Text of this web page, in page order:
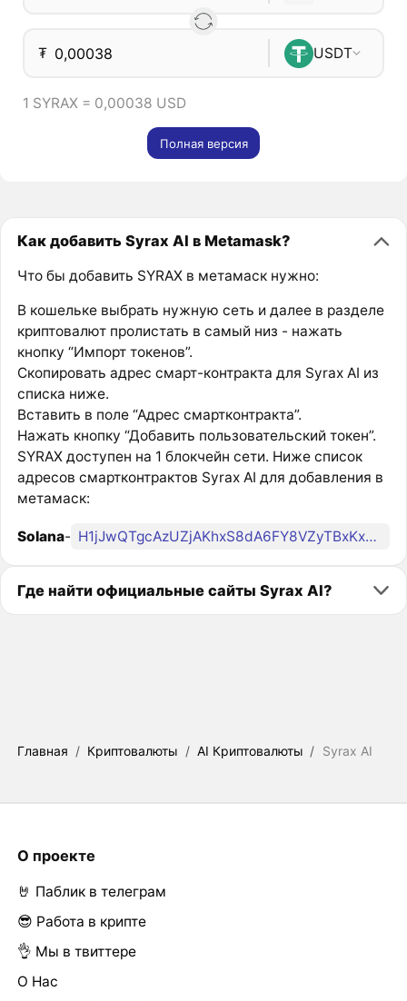
₮ USDT
1 SYRAX = 0,00038 USD
Полная версия
Как добавить Syrax AI в Metamask?
Что бы добавить SYRAX в метамаск нужно:
В кошельке выбрать нужную сеть и далее в разделе
криптовалют пролистать в самый низ - нажать
кнопку “Импорт токенов”.
Скопировать адрес смарт-контракта для Syrax AI из
списка ниже.
Вставить в поле “Адрес смартконтракта”.
Нажать кнопку “Добавить пользовательский токен”.
SYRAX доступен на 1 блокчейн сети. Ниже список
адресов смартконтрактов Syrax AI для добавления в
метамаск:
Solana- H1jJwQTgcAzUZjAKhxS8dA6FY8VZyTBxKxUyv3yCrYA1
Где найти официальные сайты Syrax AI?
Главная / Криптовалюты / AI Криптовалюты / Syrax AI
О проекте
🤘 Паблик в телеграм
😎 Работа в крипте
👌 Мы в твиттере
О Нас